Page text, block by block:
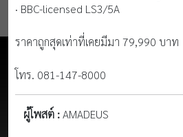
· BBC-licensed LS3/5A
ราคาถูกสุดเท่าที่เคยมีมา 79,990 บาท
โทร. 081-147-8000
ผู้โพสต์ :AMADEUS